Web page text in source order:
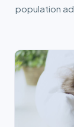
population